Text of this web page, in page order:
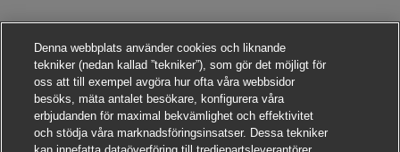
Denna webbplats använder cookies och liknande
tekniker (nedan kallad ”tekniker”), som gör det möjligt för
oss att till exempel avgöra hur ofta våra webbsidor
besöks, mäta antalet besökare, konfigurera våra
erbjudanden för maximal bekvämlighet och effektivitet
och stödja våra marknadsföringsinsatser. Dessa tekniker